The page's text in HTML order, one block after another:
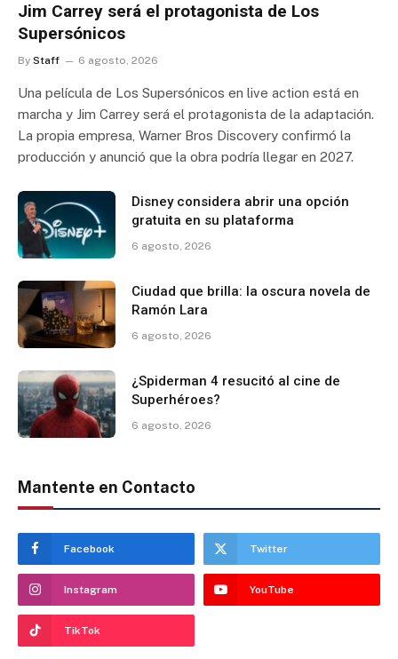
Jim Carrey será el protagonista de Los
Supersónicos
By Staff 6 agosto, 2026
Una película de Los Supersónicos en live action está en
marcha y Jim Carrey será el protagonista de la adaptación.
La propia empresa, Warner Bros Discovery confirmó la
producción y anunció que la obra podría llegar en 2027.
Disney considera abrir una opción
gratuita en su plataforma
6 agosto, 2026
Ciudad que brilla: la oscura novela de
Ramón Lara
6 agosto, 2026
¿Spiderman 4 resucitó al cine de
Superhéroes?
6 agosto, 2026
Mantente en Contacto
Facebook Twitter
Instagram YouTube
TikTok